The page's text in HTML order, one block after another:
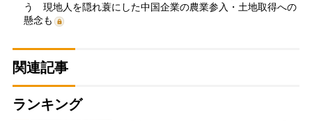
う 現地人を隠れ蓑にした中国企業の農業参入・土地取得への
懸念も
関連記事
ランキング